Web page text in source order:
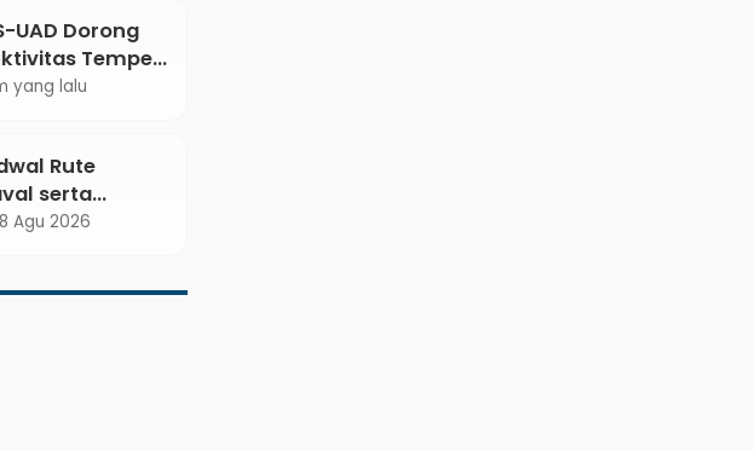
UAD Dorong
Tempe
Daun Desa
yang lalu
Rute
serta
Fest Bareng
Agu 2026